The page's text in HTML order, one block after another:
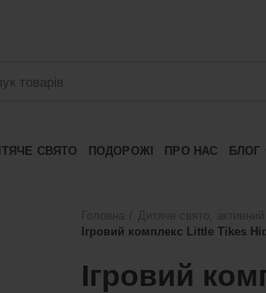
СВЯТО ПОДОРОЖІ ПРО НАС БЛОГ
Ігровий комплекс Little Tikes
Ігровий